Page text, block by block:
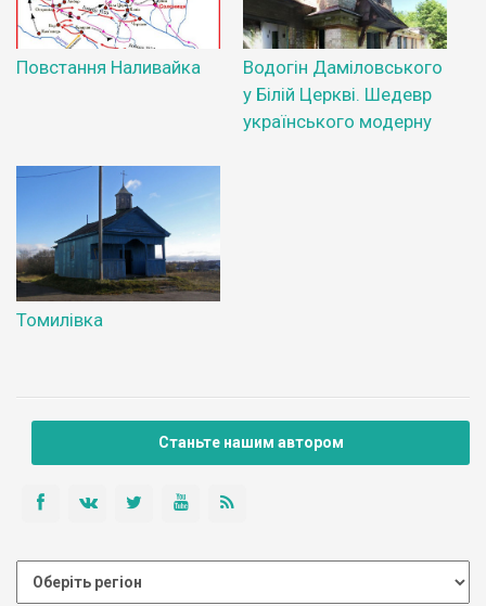
Повстання Наливайка
Водогін Даміловського
у Білій Церкві. Шедевр
українського модерну
Томилівка
Станьте нашим автором